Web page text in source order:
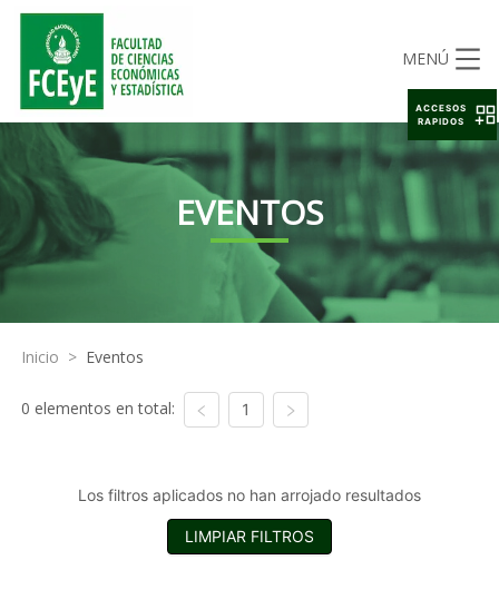
MENÚ
EVENTOS
Inicio > Eventos
0 elementos en total: 1
Los filtros aplicados no han arrojado resultados
LIMPIAR FILTROS
ACCESOS
RAPIDOS